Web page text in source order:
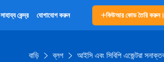
সাহায্য কেন্দ্র যোগাযোগ করুন কিউআর কোড তৈরি করুন।
বাড়ি ব্লগ আইসি এবং সিবিপি এজেন্টরা